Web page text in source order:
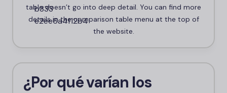
table doesn’t go into deep detail. You can find more
details in the comparison table menu at the top of
the website.
¿Por qué varían los